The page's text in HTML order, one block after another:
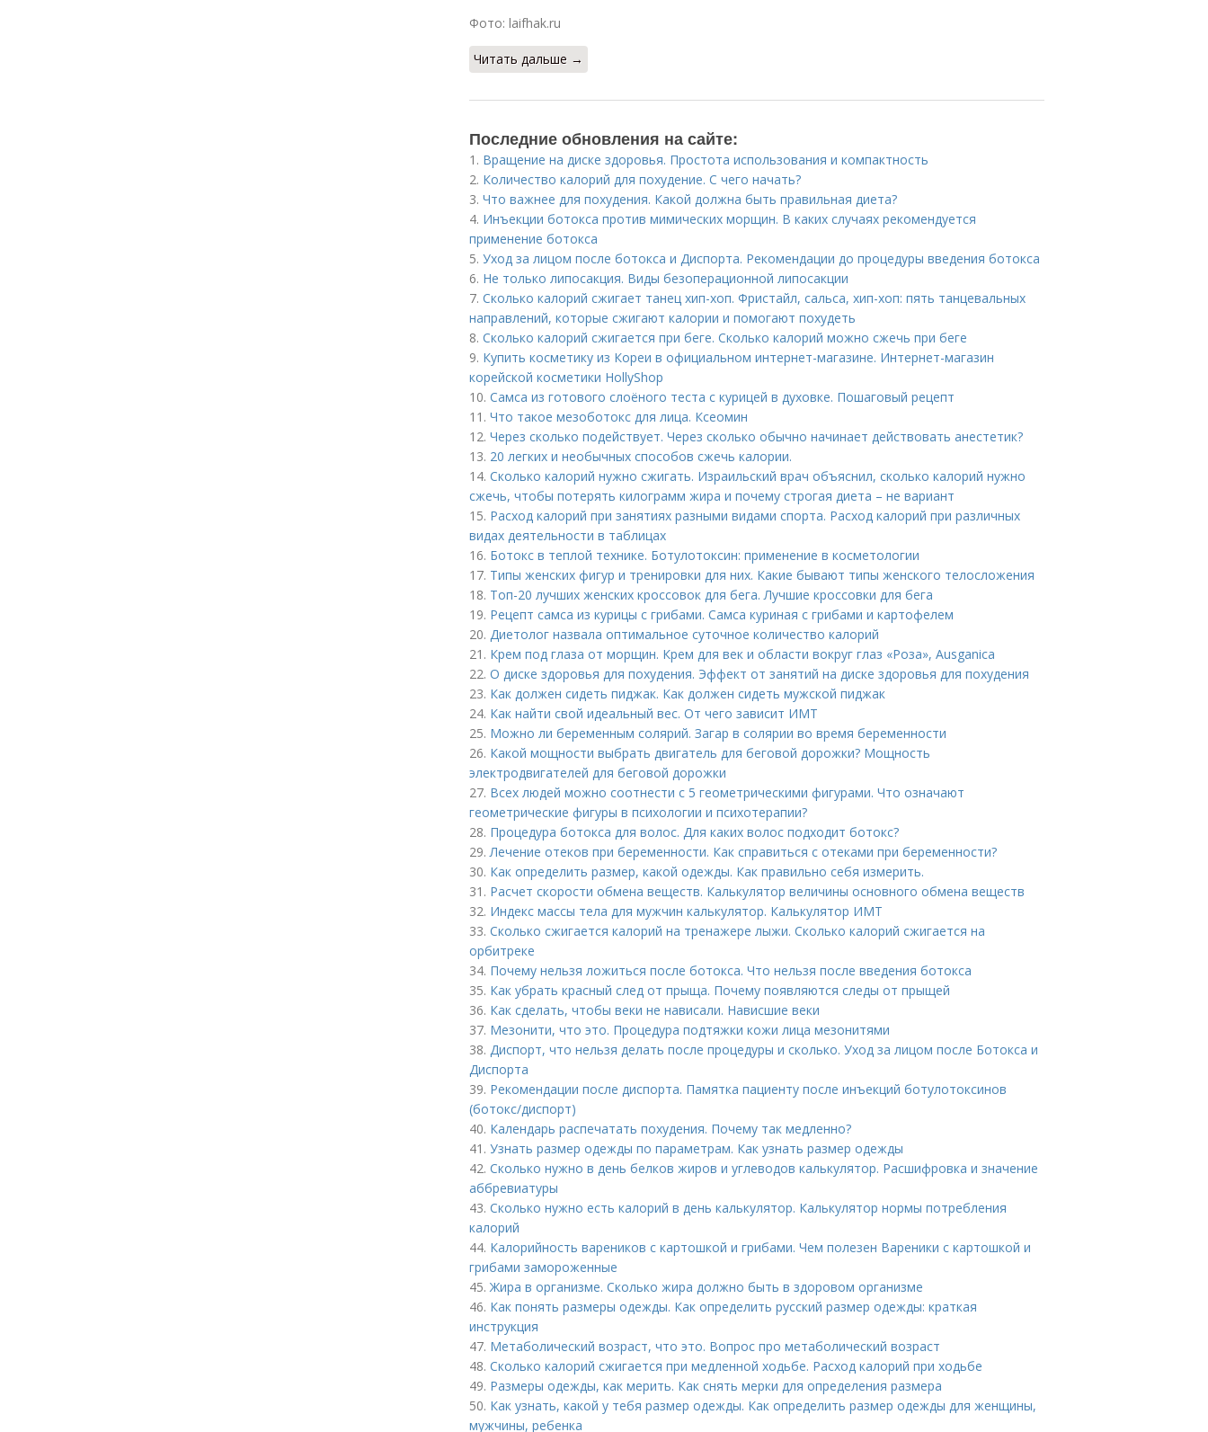
Фото: laifhak.ru
Читать дальше →
Последние обновления на сайте:
1. Вращение на диске здоровья. Простота использования и компактность
2. Количество калорий для похудение. С чего начать?
3. Что важнее для похудения. Какой должна быть правильная диета?
4. Инъекции ботокса против мимических морщин. В каких случаях рекомендуется
применение ботокса
5. Уход за лицом после ботокса и Диспорта. Рекомендации до процедуры введения ботокса
6. Не только липосакция. Виды безоперационной липосакции
7. Сколько калорий сжигает танец хип-хоп. Фристайл, сальса, хип-хоп: пять танцевальных
направлений, которые сжигают калории и помогают похудеть
8. Сколько калорий сжигается при беге. Сколько калорий можно сжечь при беге
9. Купить косметику из Кореи в официальном интернет-магазине. Интернет-магазин
корейской косметики HollyShop
10. Самса из готового слоёного теста с курицей в духовке. Пошаговый рецепт
11. Что такое мезоботокс для лица. Ксеомин
12. Через сколько подействует. Через сколько обычно начинает действовать анестетик?
13. 20 легких и необычных способов сжечь калории.
14. Сколько калорий нужно сжигать. Израильский врач объяснил, сколько калорий нужно
сжечь, чтобы потерять килограмм жира и почему строгая диета – не вариант
15. Расход калорий при занятиях разными видами спорта. Расход калорий при различных
видах деятельности в таблицах
16. Ботокс в теплой технике. Ботулотоксин: применение в косметологии
17. Типы женских фигур и тренировки для них. Какие бывают типы женского телосложения
18. Топ-20 лучших женских кроссовок для бега. Лучшие кроссовки для бега
19. Рецепт самса из курицы с грибами. Самса куриная с грибами и картофелем
20. Диетолог назвала оптимальное суточное количество калорий
21. Крем под глаза от морщин. Крем для век и области вокруг глаз «Роза», Ausganica
22. О диске здоровья для похудения. Эффект от занятий на диске здоровья для похудения
23. Как должен сидеть пиджак. Как должен сидеть мужской пиджак
24. Как найти свой идеальный вес. От чего зависит ИМТ
25. Можно ли беременным солярий. Загар в солярии во время беременности
26. Какой мощности выбрать двигатель для беговой дорожки? Мощность
электродвигателей для беговой дорожки
27. Всех людей можно соотнести с 5 геометрическими фигурами. Что означают
геометрические фигуры в психологии и психотерапии?
28. Процедура ботокса для волос. Для каких волос подходит ботокс?
29.Лечение отеков при беременности. Как справиться с отеками при беременности?
30. Как определить размер, какой одежды. Как правильно себя измерить.
31. Расчет скорости обмена веществ. Калькулятор величины основного обмена веществ
32. Индекс массы тела для мужчин калькулятор. Калькулятор ИМТ
33. Сколько сжигается калорий на тренажере лыжи. Сколько калорий сжигается на
орбитреке
34. Почему нельзя ложиться после ботокса. Что нельзя после введения ботокса
35. Как убрать красный след от прыща. Почему появляются следы от прыщей
36. Как сделать, чтобы веки не нависали. Нависшие веки
37. Мезонити, что это. Процедура подтяжки кожи лица мезонитями
38. Диспорт, что нельзя делать после процедуры и сколько. Уход за лицом после Ботокса и
Диспорта
39. Рекомендации после диспорта. Памятка пациенту после инъекций ботулотоксинов
(ботокс/диспорт)
40. Календарь распечатать похудения. Почему так медленно?
41. Узнать размер одежды по параметрам. Как узнать размер одежды
42. Сколько нужно в день белков жиров и углеводов калькулятор. Расшифровка и значение
аббревиатуры
43. Сколько нужно есть калорий в день калькулятор. Калькулятор нормы потребления
калорий
44. Калорийность вареников с картошкой и грибами. Чем полезен Вареники с картошкой и
грибами замороженные
45.Жира в организме. Сколько жира должно быть в здоровом организме
46. Как понять размеры одежды. Как определить русский размер одежды: краткая
инструкция
47. Метаболический возраст, что это. Вопрос про метаболический возраст
48. Сколько калорий сжигается при медленной ходьбе. Расход калорий при ходьбе
49. Размеры одежды, как мерить. Как снять мерки для определения размера
50. Как узнать, какой у тебя размер одежды. Как определить размер одежды для женщины,
мужчины, ребенка